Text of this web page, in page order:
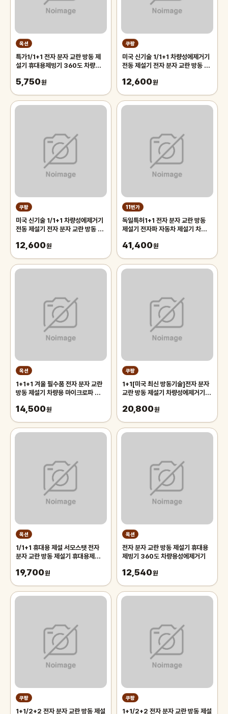
옥션
특가1/1+1 전자 분자 교란 방동 제
설기 휴대용제빙기 360도 차량용
5,750원
쿠팡
미국 신기술 1/1+1 차량성에제거기
전동 제설기 전자 분자 교란 방동 제
12,600원
쿠팡
미국 신기술 1/1+1 차량성에제거기
전동 제설기 전자 분자 교란 방동 제
12,600원
11번가
독일특허1+1 전자 분자 교란 방동
제설기 전자파 자동차 제설기 차유리
41,400원
옥션
1+1+1 겨울 필수품 전자 분자 교란
방동 제설기 차량용 마이크로파 분자
14,500원
쿠팡
1+1[미국 최신 방동기술]전자 분자
교란 방동 제설기 차량성에제거기 전
20,800원
옥션
1/1+1 휴대용 제설 서모스탯 전자
분자 교란 방동 제설기 휴대용제빙기
19,700원
옥션
전자 분자 교란 방동 제설기 휴대용
제빙기 360도 차량용성에제거기
12,540원
쿠팡
1+1/2+2 전자 분자 교란 방동 제설
쿠팡
1+1/2+2 전자 분자 교란 방동 제설